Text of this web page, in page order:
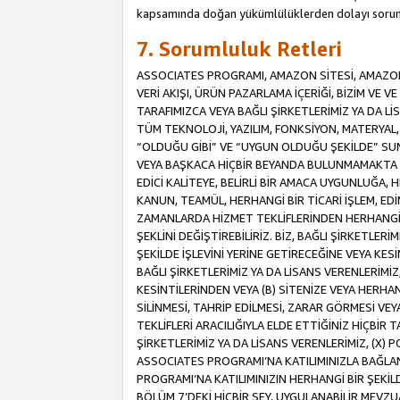
kapsamında doğan yükümlülüklerden dolayı
7. Sorumluluk Retleri
ASSOCIATES PROGRAMI, AMAZON SİTESİ,
VERİ AKIŞI, ÜRÜN PAZARLAMA İÇERİĞİ, BİZİM VE
TARAFIMIZCA VEYA BAĞLI ŞİRKETLERİMİZ YA DA
TÜM TEKNOLOJİ, YAZILIM, FONKSİYON,
“OLDUĞU GİBİ” VE “UYGUN OLDUĞU ŞEKİLDE”
VEYA BAŞKACA HİÇBİR BEYANDA
EDİCİ KALİTEYE, BELİRLİ BİR AMACA
KANUN, TEAMÜL, HERHANGİ BİR TİCARİ İŞLEM,
ZAMANLARDA HİZMET TEKLİFLERİNDEN
ŞEKLİNİ DEĞİŞTİREBİLİRİZ. BİZ, BAĞLI
ŞEKİLDE İŞLEVİNİ YERİNE GETİRECEĞİNE VEYA
BAĞLI ŞİRKETLERİMİZ YA DA LİSANS
KESİNTİLERİNDEN VEYA (B) SİTENİZE VEYA
SİLİNMESİ, TAHRİP EDİLMESİ, ZARAR GÖRMESİ
TEKLİFLERİ ARACILIĞIYLA ELDE ETTİĞİNİZ HİÇBİR
ŞİRKETLERİMİZ YA DA LİSANS VERENLERİMİZ, (X)
ASSOCIATES PROGRAMI’NA KATILIMINIZLA
PROGRAMI’NA KATILIMINIZIN HERHANGİ BİR
BÖLÜM 7’DEKİ HİÇBİR ŞEY, UYGULANABİLİR